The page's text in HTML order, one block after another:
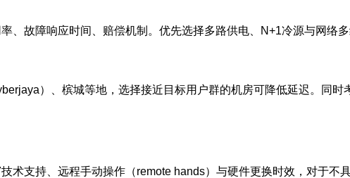
、故障响应时间、赔偿机制。优先选择多路供电、N+1冷源与网络
）、槟城等地，选择接近目标用户群的机房可降低延迟。同
术支持、远程手动操作（remote hands）与硬件更换时效，对于不